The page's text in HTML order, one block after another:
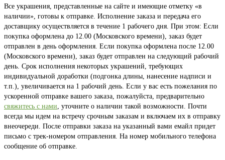
Все украшения, представленные на сайте и имеющие отметку «в
наличии», готовы к отправке. Исполнение заказа и передача его
доставщику осуществляется в течение 1 рабочего дня. При этом: Если
покупка оформлена до 12.00 (Московского времени), заказ будет
отправлен в день оформления. Если покупка оформлена после 12.00
(Московского времени), заказ будет отправлен на следующий рабочий
день. Срок исполнения некоторых украшений, требующих
индивидуальной доработки (подгонка длины, нанесение надписи и
т.п.), увеличивается на 1 рабочий день. Если у вас есть пожелания по
ускоренной отправке вашего заказа, пожалуйста, предварительно
свяжитесь с нами, уточните о наличии такой возможности. Почти
всегда мы идем на встречу срочным заказам и включаем их в отправку
внеочереди. После отправки заказа на указанный вами емайл придет
письмо с трек-номером отправления. На номер мобильного телефона
сообщение об отправке.